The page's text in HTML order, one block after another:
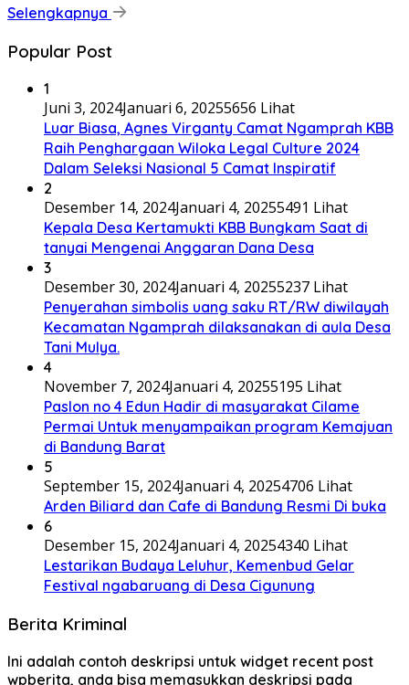
Selengkapnya
Popular Post
1
Juni 3, 2024Januari 6, 20255656 Lihat
Luar Biasa, Agnes Virganty Camat Ngamprah KBB
Raih Penghargaan Wiloka Legal Culture 2024
Dalam Seleksi Nasional 5 Camat Inspiratif
2
Desember 14, 2024Januari 4, 20255491 Lihat
Kepala Desa Kertamukti KBB Bungkam Saat di
tanyai Mengenai Anggaran Dana Desa
3
Desember 30, 2024Januari 4, 20255237 Lihat
Penyerahan simbolis uang saku RT/RW diwilayah
Kecamatan Ngamprah dilaksanakan di aula Desa
Tani Mulya.
4
November 7, 2024Januari 4, 20255195 Lihat
Paslon no 4 Edun Hadir di masyarakat Cilame
Permai Untuk menyampaikan program Kemajuan
di Bandung Barat
5
September 15, 2024Januari 4, 20254706 Lihat
Arden Biliard dan Cafe di Bandung Resmi Di buka
6
Desember 15, 2024Januari 4, 20254340 Lihat
Lestarikan Budaya Leluhur, Kemenbud Gelar
Festival ngabaruang di Desa Cigunung
Berita Kriminal
Ini adalah contoh deskripsi untuk widget recent post
wpberita, anda bisa memasukkan deskripsi pada